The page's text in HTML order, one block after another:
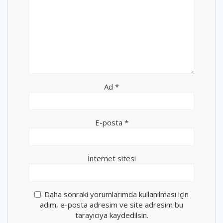
Ad *
E-posta *
İnternet sitesi
Daha sonraki yorumlarımda kullanılması için
adım, e-posta adresim ve site adresim bu
tarayıcıya kaydedilsin.